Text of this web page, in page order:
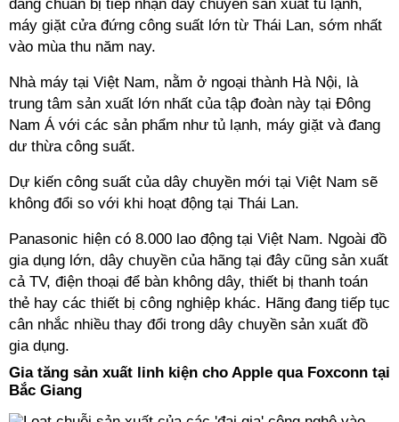
đang chuẩn bị tiếp nhận dây chuyền sản xuất tủ lạnh,
máy giặt cửa đứng công suất lớn từ Thái Lan, sớm nhất
vào mùa thu năm nay.
Nhà máy tại Việt Nam, nằm ở ngoại thành Hà Nội, là
trung tâm sản xuất lớn nhất của tập đoàn này tại Đông
Nam Á với các sản phẩm như tủ lạnh, máy giặt và đang
dư thừa công suất.
Dự kiến công suất của dây chuyền mới tại Việt Nam sẽ
không đổi so với khi hoạt động tại Thái Lan.
Panasonic hiện có 8.000 lao động tại Việt Nam. Ngoài đồ
gia dụng lớn, dây chuyền của hãng tại đây cũng sản xuất
cả TV, điện thoại để bàn không dây, thiết bị thanh toán
thẻ hay các thiết bị công nghiệp khác. Hãng đang tiếp tục
cân nhắc nhiều thay đổi trong dây chuyền sản xuất đồ
gia dụng.
Gia tăng sản xuất linh kiện cho Apple qua Foxconn tại
Bắc Giang